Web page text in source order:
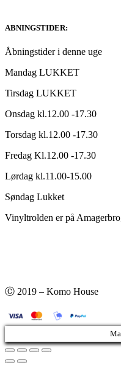
ABNINGSTIDER:
Åbningstider i denne uge
Mandag LUKKET
Tirsdag LUKKET
Onsdag kl.12.00 -17.30
Torsdag kl.12.00 -17.30
Fredag Kl.12.00 -17.30
Lørdag kl.11.00-15.00
Søndag Lukket
Vinyltrolden er på
Ⓒ 2019 – Komo House